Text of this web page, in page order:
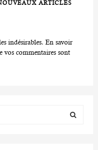
ARTICLES
indésirables. En savoir
vos commentaires sont